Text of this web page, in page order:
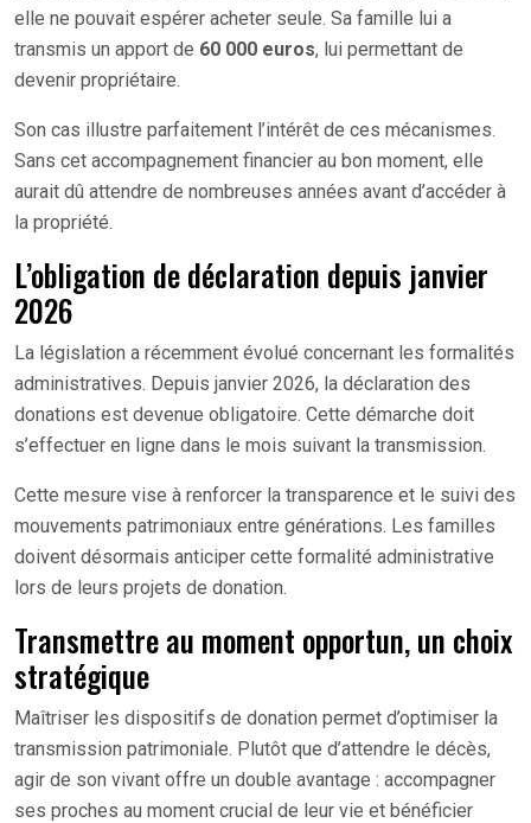
elle ne pouvait espérer acheter seule. Sa famille lui a
transmis un apport de 60 000 euros, lui permettant de
devenir propriétaire.
Son cas illustre parfaitement l’intérêt de ces mécanismes.
Sans cet accompagnement financier au bon moment, elle
aurait dû attendre de nombreuses années avant d’accéder à
la propriété.
L’obligation de déclaration depuis janvier
2026
La législation a récemment évolué concernant les formalités
administratives. Depuis janvier 2026, la déclaration des
donations est devenue obligatoire. Cette démarche doit
s’effectuer en ligne dans le mois suivant la transmission.
Cette mesure vise à renforcer la transparence et le suivi des
mouvements patrimoniaux entre générations. Les familles
doivent désormais anticiper cette formalité administrative
lors de leurs projets de donation.
Transmettre au moment opportun, un choix
stratégique
Maîtriser les dispositifs de donation permet d’optimiser la
transmission patrimoniale. Plutôt que d’attendre le décès,
agir de son vivant offre un double avantage : accompagner
ses proches au moment crucial de leur vie et bénéficier